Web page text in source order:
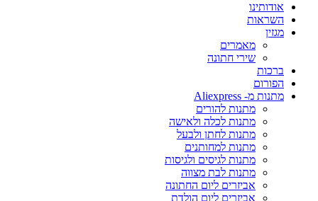
אודותינו
השראות
מגזין
מאמרים
שירי חתונה
ברכות
הפורום
מתנות מ- Aliexpress
מתנות להורים
מתנות לכלה ולאישה
מתנות לחתן ולבעל
מתנות למחותנים
מתנות לגיסים ולגיסות
מתנות לבת מצווה
אביזרים ליום החתונה
אביזרים ליום הולדת